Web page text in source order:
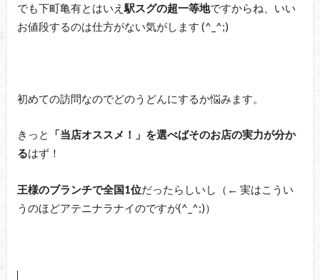
でも下町亀有とはいえ 駅スグの超一等地ですからね、いい
お値段するのは仕方がない気がします (^_^;)
初めての訪問なのでどのうどんにするか悩みます。
きっと
「当店オススメ！」を選べばそのお店の実力が分か
るはず！
王様のブランチで全国1位だったらしいし（← 実はこうい
うのほどアテニナラナイのですが(^_^;)）